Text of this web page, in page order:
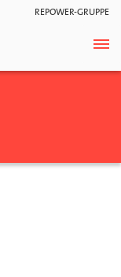
REPOWER-GRUPPE